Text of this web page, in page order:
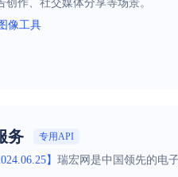
创作、社交媒体分享等场景。
像工具
务 专用API
】 瑞宏网是中国领先的电